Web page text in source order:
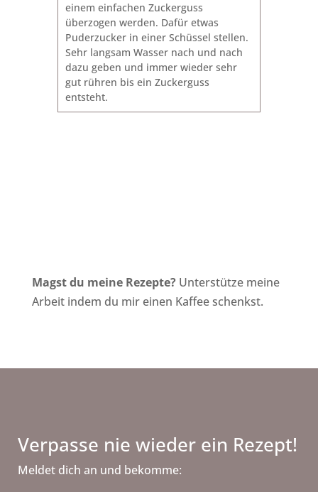
einem einfachen Zuckerguss
überzogen werden. Dafür etwas
Puderzucker in einer Schüssel stellen.
Sehr langsam Wasser nach und nach
dazu geben und immer wieder sehr
gut rühren bis ein Zuckerguss
entsteht.
Magst du meine Rezepte?Unterstütze meine
Arbeit indem du mir einen Kaffee schenkst.
Verpasse nie wieder ein Rezept!
Meldet dich an und bekomme: